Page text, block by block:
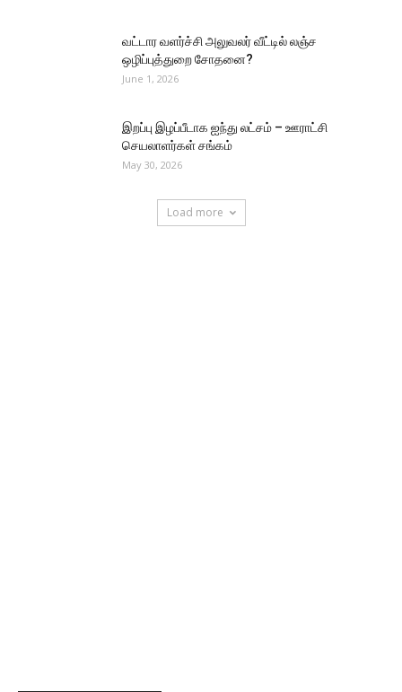
வட்டார வளர்ச்சி அலுவலர் வீட்டில் லஞ்ச
ஒழிப்புத்துறை சோதனை?
June 1, 2026
இறப்பு இழப்பீடாக ஐந்து லட்சம் – ஊராட்சி
செயலாளர்கள் சங்கம்
May 30, 2026
Load more